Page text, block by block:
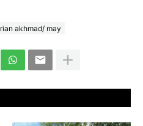
rian akhmad/ may